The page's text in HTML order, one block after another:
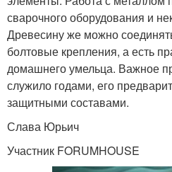
сварочного оборудования и
Древесину же можно
болтовые крепления, а есть
домашнего умельца. Важное
служило годами, его
защитными составами.
Слава Юрьич
Участник FORUMHOUSE